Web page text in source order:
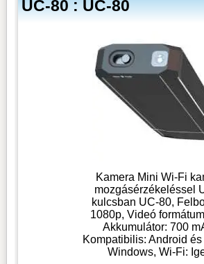
UC-80 : UC-80
Kamera Mini Wi-Fi
mozgásérzékeléssel
kulcsban UC-80,
1080p, Videó
Akkumulátor: 700
Kompatibilis: Android
Windows, Wi-Fi: